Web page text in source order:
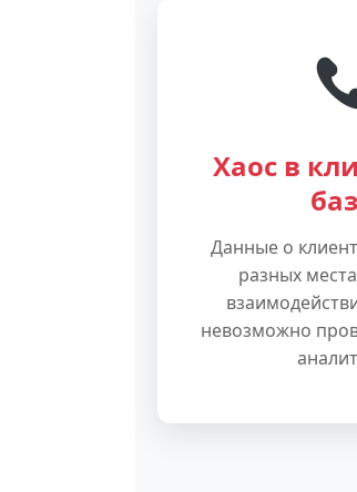
Хаос в
Данные о
разных
невозможно